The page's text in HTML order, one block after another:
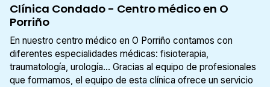
Clínica Condado - Centro médico en O
Porriño
En nuestro centro médico en O Porriño contamos con
diferentes especialidades médicas: fisioterapia,
traumatología, urología... Gracias al equipo de profesionales
que formamos, el equipo de esta clínica ofrece un servicio